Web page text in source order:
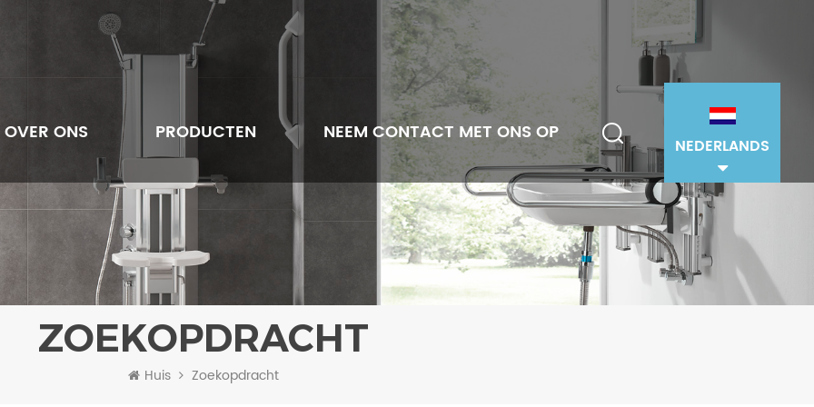
NEDERLANDS
OVER ONS PRODUCTEN NEEM CONTACT MET ONS OP
ZOEKOPDRACHT
Huis Zoekopdracht